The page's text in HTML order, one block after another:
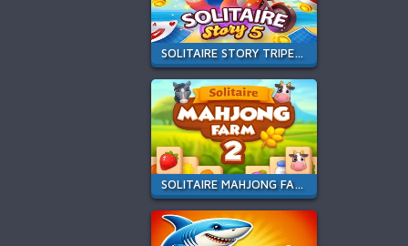
SOLITAIRE STORY TRIPEAKS 5
SOLITAIRE MAHJONG FARM 2